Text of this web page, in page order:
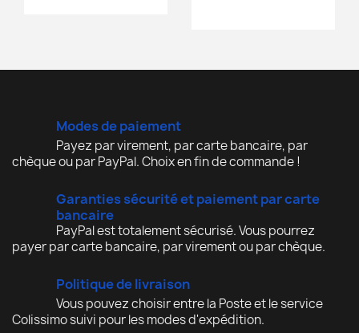
Modes de paiement
Payez par virement, par carte bancaire, par
chèque ou par PayPal. Choix en fin de commande !
Garanties sécurité et paiement par carte
bancaire
PayPal est totalement sécurisé. Vous pourrez
payer par carte bancaire, par virement ou par chèque.
Politique de livraison
Vous pouvez choisir entre la Poste et le service
Colissimo suivi pour les modes d'expédition.